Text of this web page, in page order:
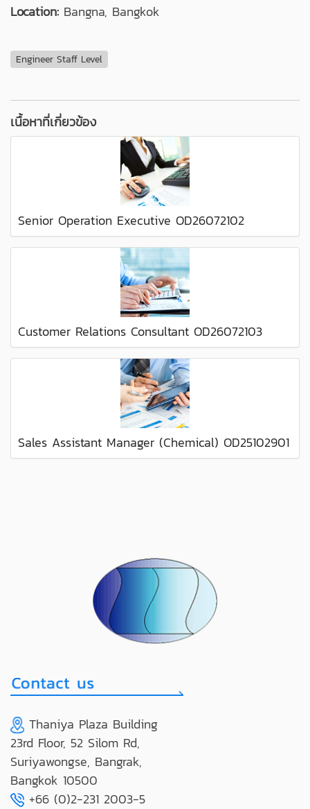
Location: Bangna, Bangkok
Engineer Staff Level
เนื้อหาที่เกี่ยวข้อง
Senior Operation Executive OD26072102
Customer Relations Consultant OD26072103
Sales Assistant Manager (Chemical) OD25102901
Thaniya Plaza Building
23rd Floor, 52 Silom Rd,
Suriyawongse, Bangrak,
Bangkok 10500
+66 (0)2-231 2003-5